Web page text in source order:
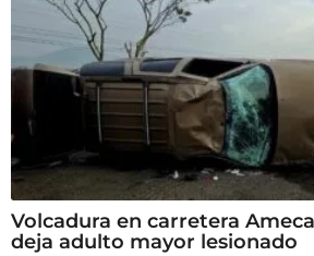
Volcadura en carretera
deja adulto mayor lesionado